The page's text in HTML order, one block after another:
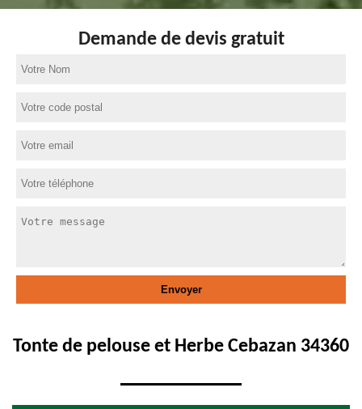
Demande de devis gratuit
Tonte de pelouse et Herbe Cebazan 34360